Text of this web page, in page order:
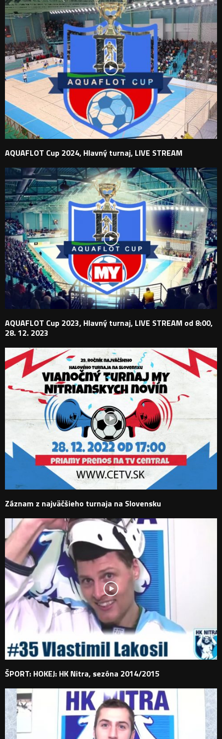
AQUAFLOT Cup 2024, Hlavný turnaj, LIVE STREAM
AQUAFLOT Cup 2023, Hlavný turnaj, LIVE STREAM od 8:00,
28. 12. 2023
Záznam z najväčšieho turnaja na Slovensku
ŠPORT: HOKEJ: HK Nitra, sezóna 2014/2015